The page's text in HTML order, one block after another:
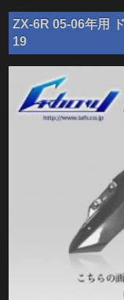
ZX-6R 05-06年用
19